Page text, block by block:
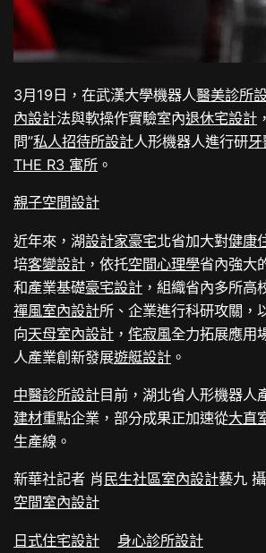
3月19日，在武漢大學機器人醫美診所
內設計法與軟操作實驗室內退休宅設計
問”私人招待所設計人形機器人進行研
THE R3 寓所 。
親子空間設計
近年來，湖設計家豪宅北省加大對健康
培客變設計 ，依托空間心理學省內強大
和產業基礎豪宅設計 ，組織省內多所高
禪風室內設計所、企業進行科研攻關，
向天母室內設計 ，侘寂風全力拓展應用
人產業創新發展遊艇設計 。
中醫診所設計目前，湖北省人形機器人
建材重點企業，部分成果正加速從大直
生產線。
新華社記者 肖 民生社區室內設計藝九 攝
空間室內設計
日式住宅設計
身心診所設計